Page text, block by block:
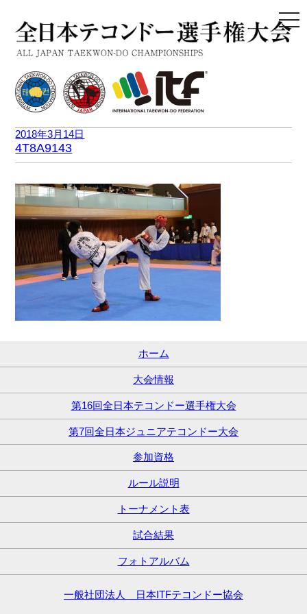
2018年3月14日
4T8A9143
ホーム
大会情報
第16回全日本テコンドー選手権大会
第7回全日本ジュニアテコンドー大会
参加資格
ルール説明
トーナメント表
試合結果
フォトアルバム
一般社団法人 日本ITFテコンドー協会